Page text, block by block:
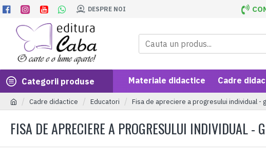
DESPRE NOI
Categorii produse Materiale didactice Cadre
Cadre didactice Educatori Fisa de apreciere a progresului individual -
FISA DE APRECIERE A PROGRESULUI INDIVIDUAL -